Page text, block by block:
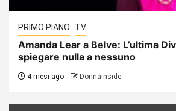
PRIMO PIANO TV
Amanda Lear a Belve: L’ultima
spiegare nulla a nessuno
4 mesi ago Donnainside